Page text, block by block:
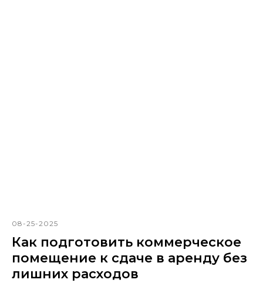
08-25-2025
Как подготовить коммерческое
помещение к сдаче в аренду без
лишних расходов